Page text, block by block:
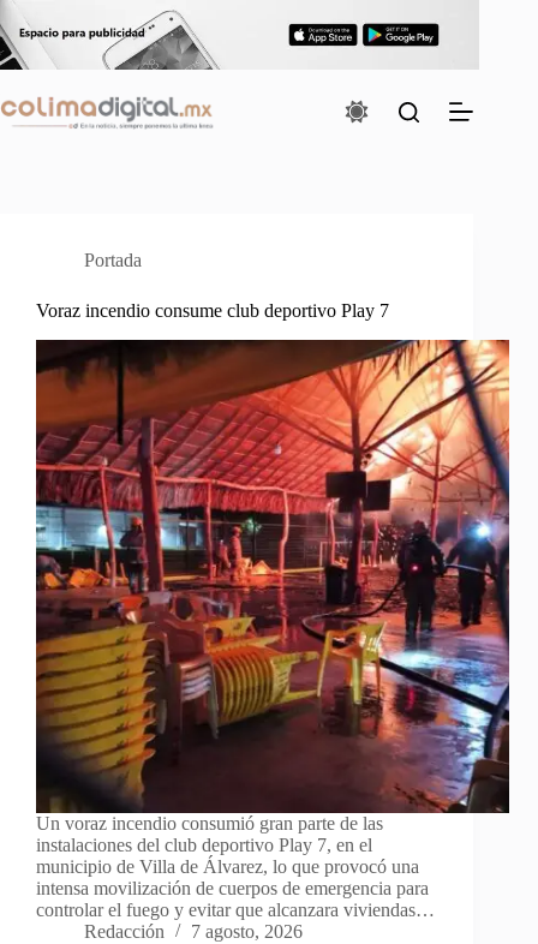
Saltar
al
contenido
Portada
Voraz incendio consume club deportivo Play 7
Un voraz incendio consumió gran parte de las
instalaciones del club deportivo Play 7, en el
municipio de Villa de Álvarez, lo que provocó una
intensa movilización de cuerpos de emergencia para
controlar el fuego y evitar que alcanzara viviendas…
Redacción
7 agosto, 2026